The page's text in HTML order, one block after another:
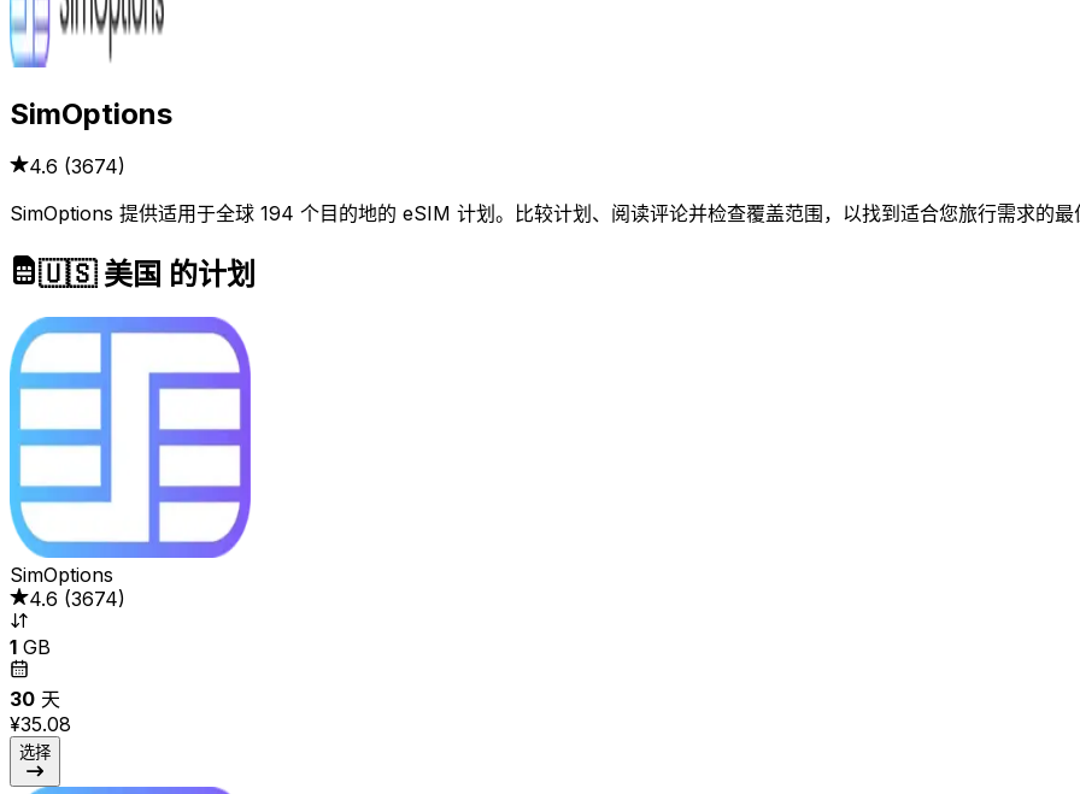
SimOptions
4.6 (3674)
SimOptions 提供适用于全球 194 个目的地的 eSIM 计划。比较计划、阅读评论并检查覆盖范围，以找到适合您旅行需求的最
🇺🇸 美国 的计划
SimOptions
4.6 (3674)
1 GB
30 天
¥35.08
选择